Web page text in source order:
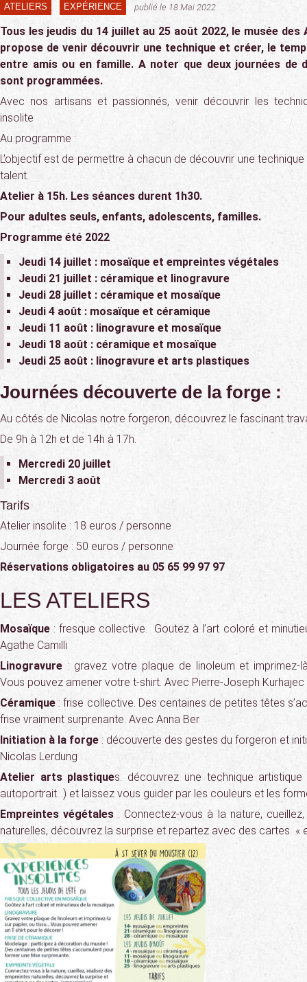
ATELIERS EXPÉRIENCE publié le 18 Mai 2022
Tous les jeudis du 14 juillet au 25 août 2022, le musée
propose de venir découvrir une technique et créer, le
entre amis ou en famille. A noter que deux journées de
sont programmées.
Avec nos artisans et passionnés, venir découvrir les
insolite
Au programme :
L’objectif est de permettre à chacun de découvrir une
talent.
Atelier à 15h. Les séances durent 1h30.
Pour adultes seuls, enfants, adolescents, familles.
Programme été 2022
Jeudi 14 juillet : mosaïque et empreintes végétales
Jeudi 21 juillet : céramique et linogravure
Jeudi 28 juillet : céramique et mosaïque
Jeudi 4 août : mosaïque et céramique
Jeudi 11 août : linogravure et mosaïque
Jeudi 18 août : céramique et mosaïque
Jeudi 25 août : linogravure et arts plastiques
Journées découverte de la forge :
Au côtés de Nicolas notre forgeron, découvrez le fascinant
De 9h à 12h et de 14h à 17h.
Mercredi 20 juillet
Mercredi 3 août
Tarifs
Atelier insolite : 18 euros / personne
Journée forge : 50 euros / personne
Réservations obligatoires au 05 65 99 97 97
LES ATELIERS
Mosaïque : fresque collective. Goutez à l’art coloré et
Agathe Camilli
Linogravure : gravez votre plaque de linoleum et imprimez-
Vous pouvez amener votre t-shirt. Avec Pierre-Joseph Kurhajec
Céramique : frise collective. Des centaines de petites têtes
frise vraiment surprenante. Avec Anna Ber
Initiation à la forge : découverte des gestes du forgeron et
Nicolas Lerdung
Atelier arts plastiques: découvrez une technique
autoportrait…) et laissez vous guider par les couleurs et les
Empreintes végétales : Connectez-vous à la nature,
naturelles, découvrez la surprise et repartez avec des cartes «